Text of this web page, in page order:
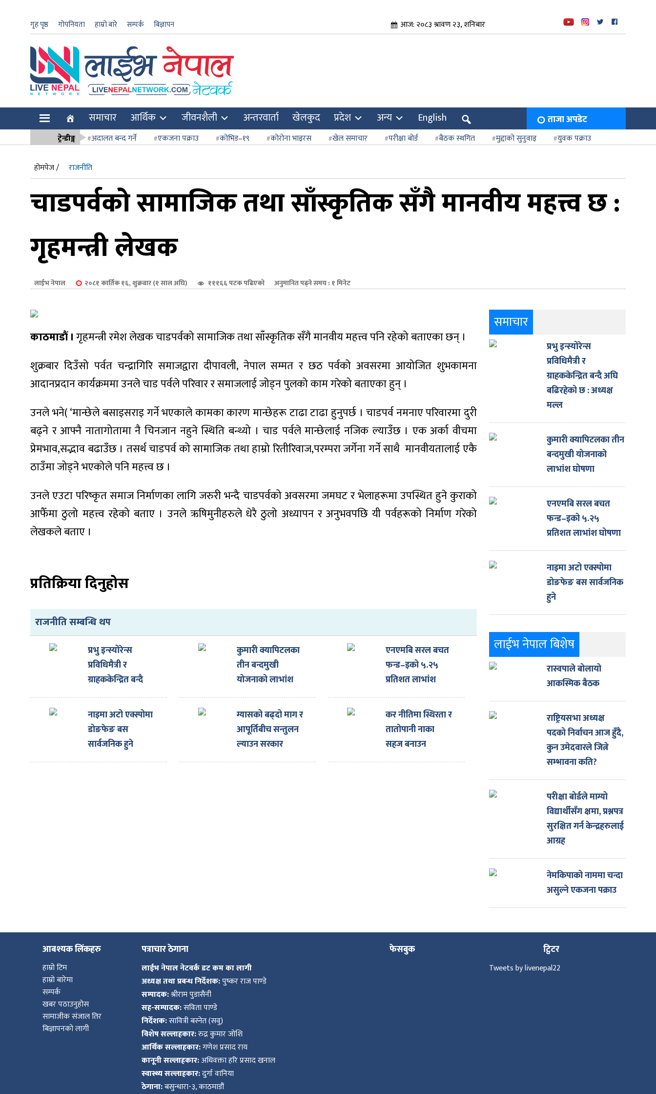
गृह पृष्ठ गोपनियता हाम्रो बारे सम्पर्क बिज्ञापन आज: २०८३ श्रावण २३, शनिबार
समाचार आर्थिक जीवनशैली अन्तरवार्ता खेलकुद प्रदेश अन्य English ताजा अपडेट
ट्रेन्डीङ्ग अदालत बन्द गर्ने एकजना पक्राउ कोभिड–१९ कोरोना भाइरस खेल समाचार परीक्षा बोर्ड बैठक स्थगित मुद्दाको सुनुवाइ
युवक पक्राउ
होमपेज /
राजनीति
चाडपर्वको सामाजिक तथा साँस्कृतिक सँगै मानवीय महत्त्व छ :
गृहमन्त्री लेखक
लाईभ नेपाल २०८१ कार्तिक १६, शुक्रबार (१ साल अघि) १११६६ पटक पढिएको अनुमानित पढ्ने समय : १ मिनेट
काठमाडौं ।गृहमन्त्री रमेश लेखक चाडपर्वको सामाजिक तथा साँस्कृतिक सँगै मानवीय महत्त्व पनि रहेको बताएका छन् ।
शुक्रबार दिउँसो पर्वत चन्द्रागिरि समाजद्वारा दीपावली, नेपाल सम्मत र छठ पर्वको अवसरमा आयोजित शुभकामना
आदानप्रदान कार्यक्रममा उनले चाड पर्वले परिवार र समाजलाई जोड्न पुलको काम गरेको बताएका हुन् ।
उनले भने( ‘मान्छेले बसाइसराइ गर्ने भएकाले कामका कारण मान्छेहरू टाढा टाढा हुनुपर्छ । चाडपर्व नमनाए परिवारमा दुरी
बढ्ने र आफ्नै नातागोतामा नै चिनजान नहुने स्थिति बन्थ्यो । चाड पर्वले मान्छेलाई नजिक ल्याउँछ । एक अर्का वीचमा
प्रेमभाव,सद्भाव बढाउँछ । तसर्थ चाडपर्व को सामाजिक तथा हाम्रो रितीरिवाज,परम्परा जर्गेना गर्ने साथै मानवीयतालाई एकै
ठाउँमा जोड्ने भएकोले पनि महत्त्व छ ।
उनले एउटा परिष्कृत समाज निर्माणका लागि जरुरी भन्दै चाडपर्वको अवसरमा जमघट र भेलाहरूमा उपस्थित हुने कुराको
आफैँमा ठुलो महत्त्व रहेको बताए । उनले ऋषिमुनीहरुले धेरै ठुलो अध्यापन र अनुभवपछि यी पर्वहरूको निर्माण गरेको
लेखकले बताए ।
प्रतिक्रिया दिनुहोस
राजनीति सम्बन्धि थप
प्रभु इन्स्योरेन्स
प्रविधिमैत्री र
ग्राहककेन्द्रित बन्दै
अघि बढिरहेको छ :
अध्यक्ष मल्ल
कुमारी क्यापिटलका
तीन बन्दमुखी
योजनाको लाभांश
घोषणा
एनएमबि सरल बचत
फन्ड–इको ५.२५
प्रतिशत लाभांश
घोषणा
नाइमा अटो एक्स्पोमा
डोङफेङ बस
सार्वजनिक हुने
ग्यासको बढ्दो माग र
आपूर्तिबीच सन्तुलन
ल्याउन सरकार
प्रयासरतः उद्योगमन्त्री
कर नीतिमा स्थिरता र
तातोपानी नाका
सहज बनाउन
नाइमाको माग,
समाचार
प्रभु इन्स्योरेन्स
प्रविधिमैत्री र
ग्राहककेन्द्रित बन्दै अघि
बढिरहेको छ : अध्यक्ष
मल्ल
कुमारी क्यापिटलका तीन
बन्दमुखी योजनाको
लाभांश घोषणा
एनएमबि सरल बचत
फन्ड–इको ५.२५
प्रतिशत लाभांश घोषणा
नाइमा अटो एक्स्पोमा
डोङफेङ बस सार्वजनिक
हुने
लाईभ नेपाल बिशेष
रास्वपाले बोलायो
आकस्मिक बैठक
राष्ट्रियसभा अध्यक्ष
पदको निर्वाचन आज हुँदै,
कुन उमेदवारले जित्ने
सम्भावना कति?
परीक्षा बोर्डले माग्यो
विद्यार्थीसँग क्षमा, प्रश्नपत्र
सुरक्षित गर्न केन्द्रहरुलाई
आग्रह
नेमकिपाको नाममा चन्दा
असुल्ने एकजना पक्राउ
आबश्यक लिंकहरु
हाम्रो टिम
हाम्रो बारेमा
सम्पर्क
खबर पठाउनुहोस
सामाजीक संजाल तिर
बिज्ञापनको लागी
पत्राचार ठेगाना
लाईभ नेपाल नेटवर्क डट कम का लागी
अध्यक्ष तथा प्रबन्ध निर्देशक:पुष्कर राज पाण्डे
सम्पादक:श्रीराम पुडासैनी
सह-सम्पादक:सविता पाण्डे
निर्देशक:सावित्री बस्नेत (सवु)
विशेष सल्लाहकार:रुद्र कुमार जोशि
आर्थिक सल्लाहकार:गणेश प्रसाद राय
कानूनी सल्लाहकार:अधिवक्ता हरि प्रसाद खनाल
स्वास्थ्य सल्लाहकार:दुर्गा वानिया
ठेगाना:बसुन्धारा-३, काठमाडौं
फेसबुक ट्विटर
Tweets by livenepal22